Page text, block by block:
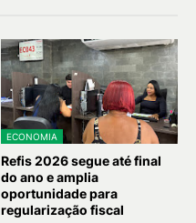
ECONOMIA
Refis 2026 segue até final
do ano e amplia
oportunidade para
regularização fiscal